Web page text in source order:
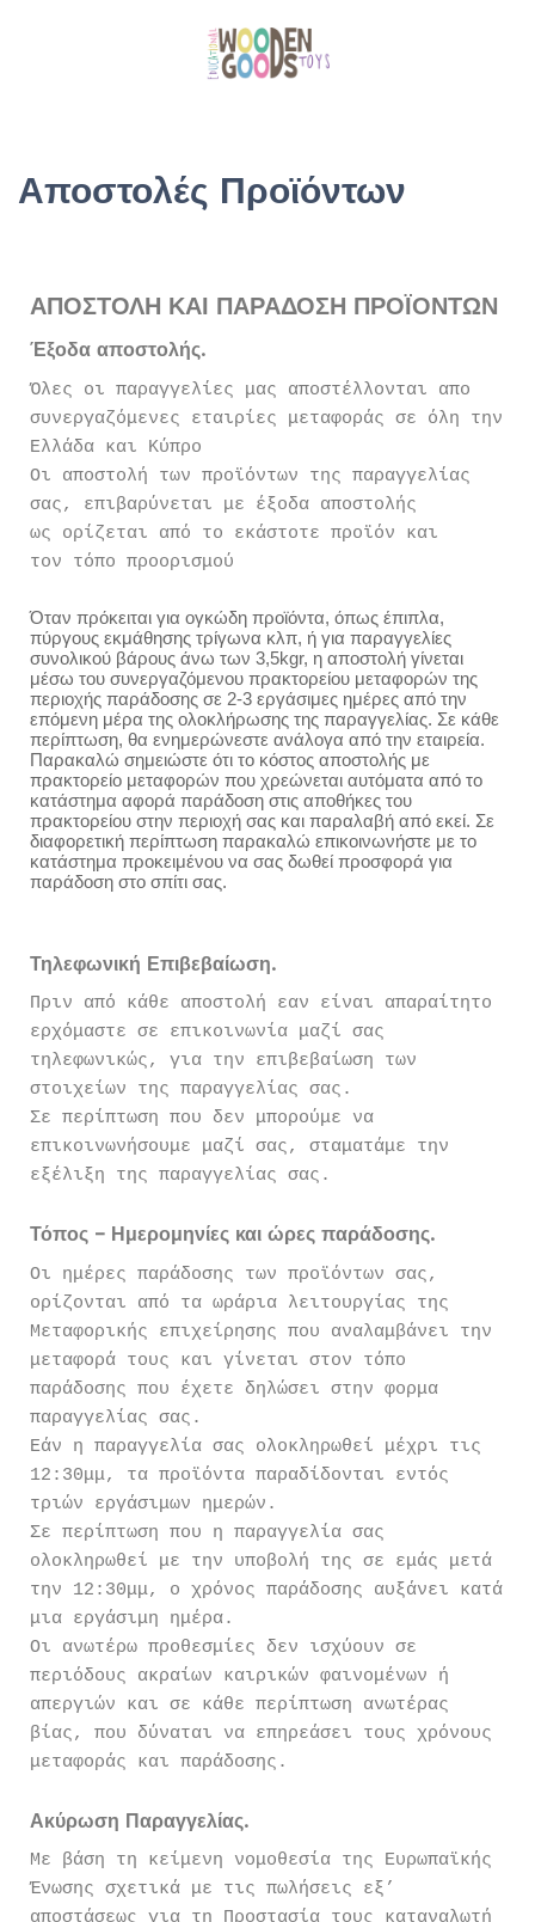
Αποστολές Προϊόντων
ΑΠΟΣΤΟΛΗ ΚΑΙ ΠΑΡΑΔΟΣΗ ΠΡΟΪΟΝΤΩΝ
Έξοδα αποστολής.
Όλες οι παραγγελίες μας αποστέλλονται απο
συνεργαζόμενες εταιρίες μεταφοράς σε όλη την
Ελλάδα και Κύπρο
Οι αποστολή των προϊόντων της παραγγελίας
σας, επιβαρύνεται με έξοδα αποστολής
ως ορίζεται από το εκάστοτε προϊόν και
τον τόπο προορισμού
Όταν πρόκειται για ογκώδη προϊόντα, όπως έπιπλα,
πύργους εκμάθησης τρίγωνα κλπ, ή για παραγγελίες
συνολικού βάρους άνω των 3,5kgr, η αποστολή γίνεται
μέσω του συνεργαζόμενου πρακτορείου μεταφορών της
περιοχής παράδοσης σε 2-3 εργάσιμες ημέρες από την
επόμενη μέρα της ολοκλήρωσης της παραγγελίας. Σε κάθε
περίπτωση, θα ενημερώνεστε ανάλογα από την εταιρεία.
Παρακαλώ σημειώστε ότι το κόστος αποστολής με
πρακτορείο μεταφορών που χρεώνεται αυτόματα από το
κατάστημα αφορά παράδοση στις αποθήκες του
πρακτορείου στην περιοχή σας και παραλαβή από εκεί. Σε
διαφορετική περίπτωση παρακαλώ επικοινωνήστε με το
κατάστημα προκειμένου να σας δωθεί προσφορά για
παράδοση στο σπίτι σας.
Τηλεφωνική Επιβεβαίωση.
Πριν από κάθε αποστολή εαν είναι απαραίτητο
ερχόμαστε σε επικοινωνία μαζί σας
τηλεφωνικώς, για την επιβεβαίωση των
στοιχείων της παραγγελίας σας.
Σε περίπτωση που δεν μπορούμε να
επικοινωνήσουμε μαζί σας, σταματάμε την
εξέλιξη της παραγγελίας σας.
Τόπος – Ημερομηνίες και ώρες παράδοσης.
Οι ημέρες παράδοσης των προϊόντων σας,
ορίζονται από τα ωράρια λειτουργίας της
Μεταφορικής επιχείρησης που αναλαμβάνει την
μεταφορά τους και γίνεται στον τόπο
παράδοσης που έχετε δηλώσει στην φορμα
παραγγελίας σας.
Εάν η παραγγελία σας ολοκληρωθεί μέχρι τις
12:30μμ, τα προϊόντα παραδίδονται εντός
τριών εργάσιμων ημερών.
Σε περίπτωση που η παραγγελία σας
ολοκληρωθεί με την υποβολή της σε εμάς μετά
την 12:30μμ, ο χρόνος παράδοσης αυξάνει κατά
μια εργάσιμη ημέρα.
Οι ανωτέρω προθεσμίες δεν ισχύουν σε
περιόδους ακραίων καιρικών φαινομένων ή
απεργιών και σε κάθε περίπτωση ανωτέρας
βίας, που δύναται να επηρεάσει τους χρόνους
μεταφοράς και παράδοσης.
Ακύρωση Παραγγελίας.
Με βάση τη κείμενη νομοθεσία της Ευρωπαϊκής
Ένωσης σχετικά με τις πωλήσεις εξ’